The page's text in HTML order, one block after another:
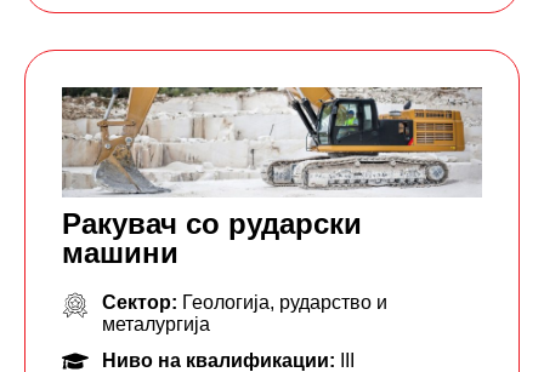
Ракувач со рударски
машини
Сектор: Геологија, рударство и
металургија
Ниво на квалификации: